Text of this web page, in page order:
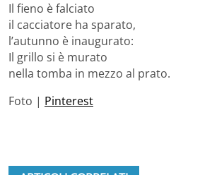
Il fieno è falciato
il cacciatore ha sparato,
l’autunno è inaugurato:
Il grillo si è murato
nella tomba in mezzo al prato.
Foto | Pinterest